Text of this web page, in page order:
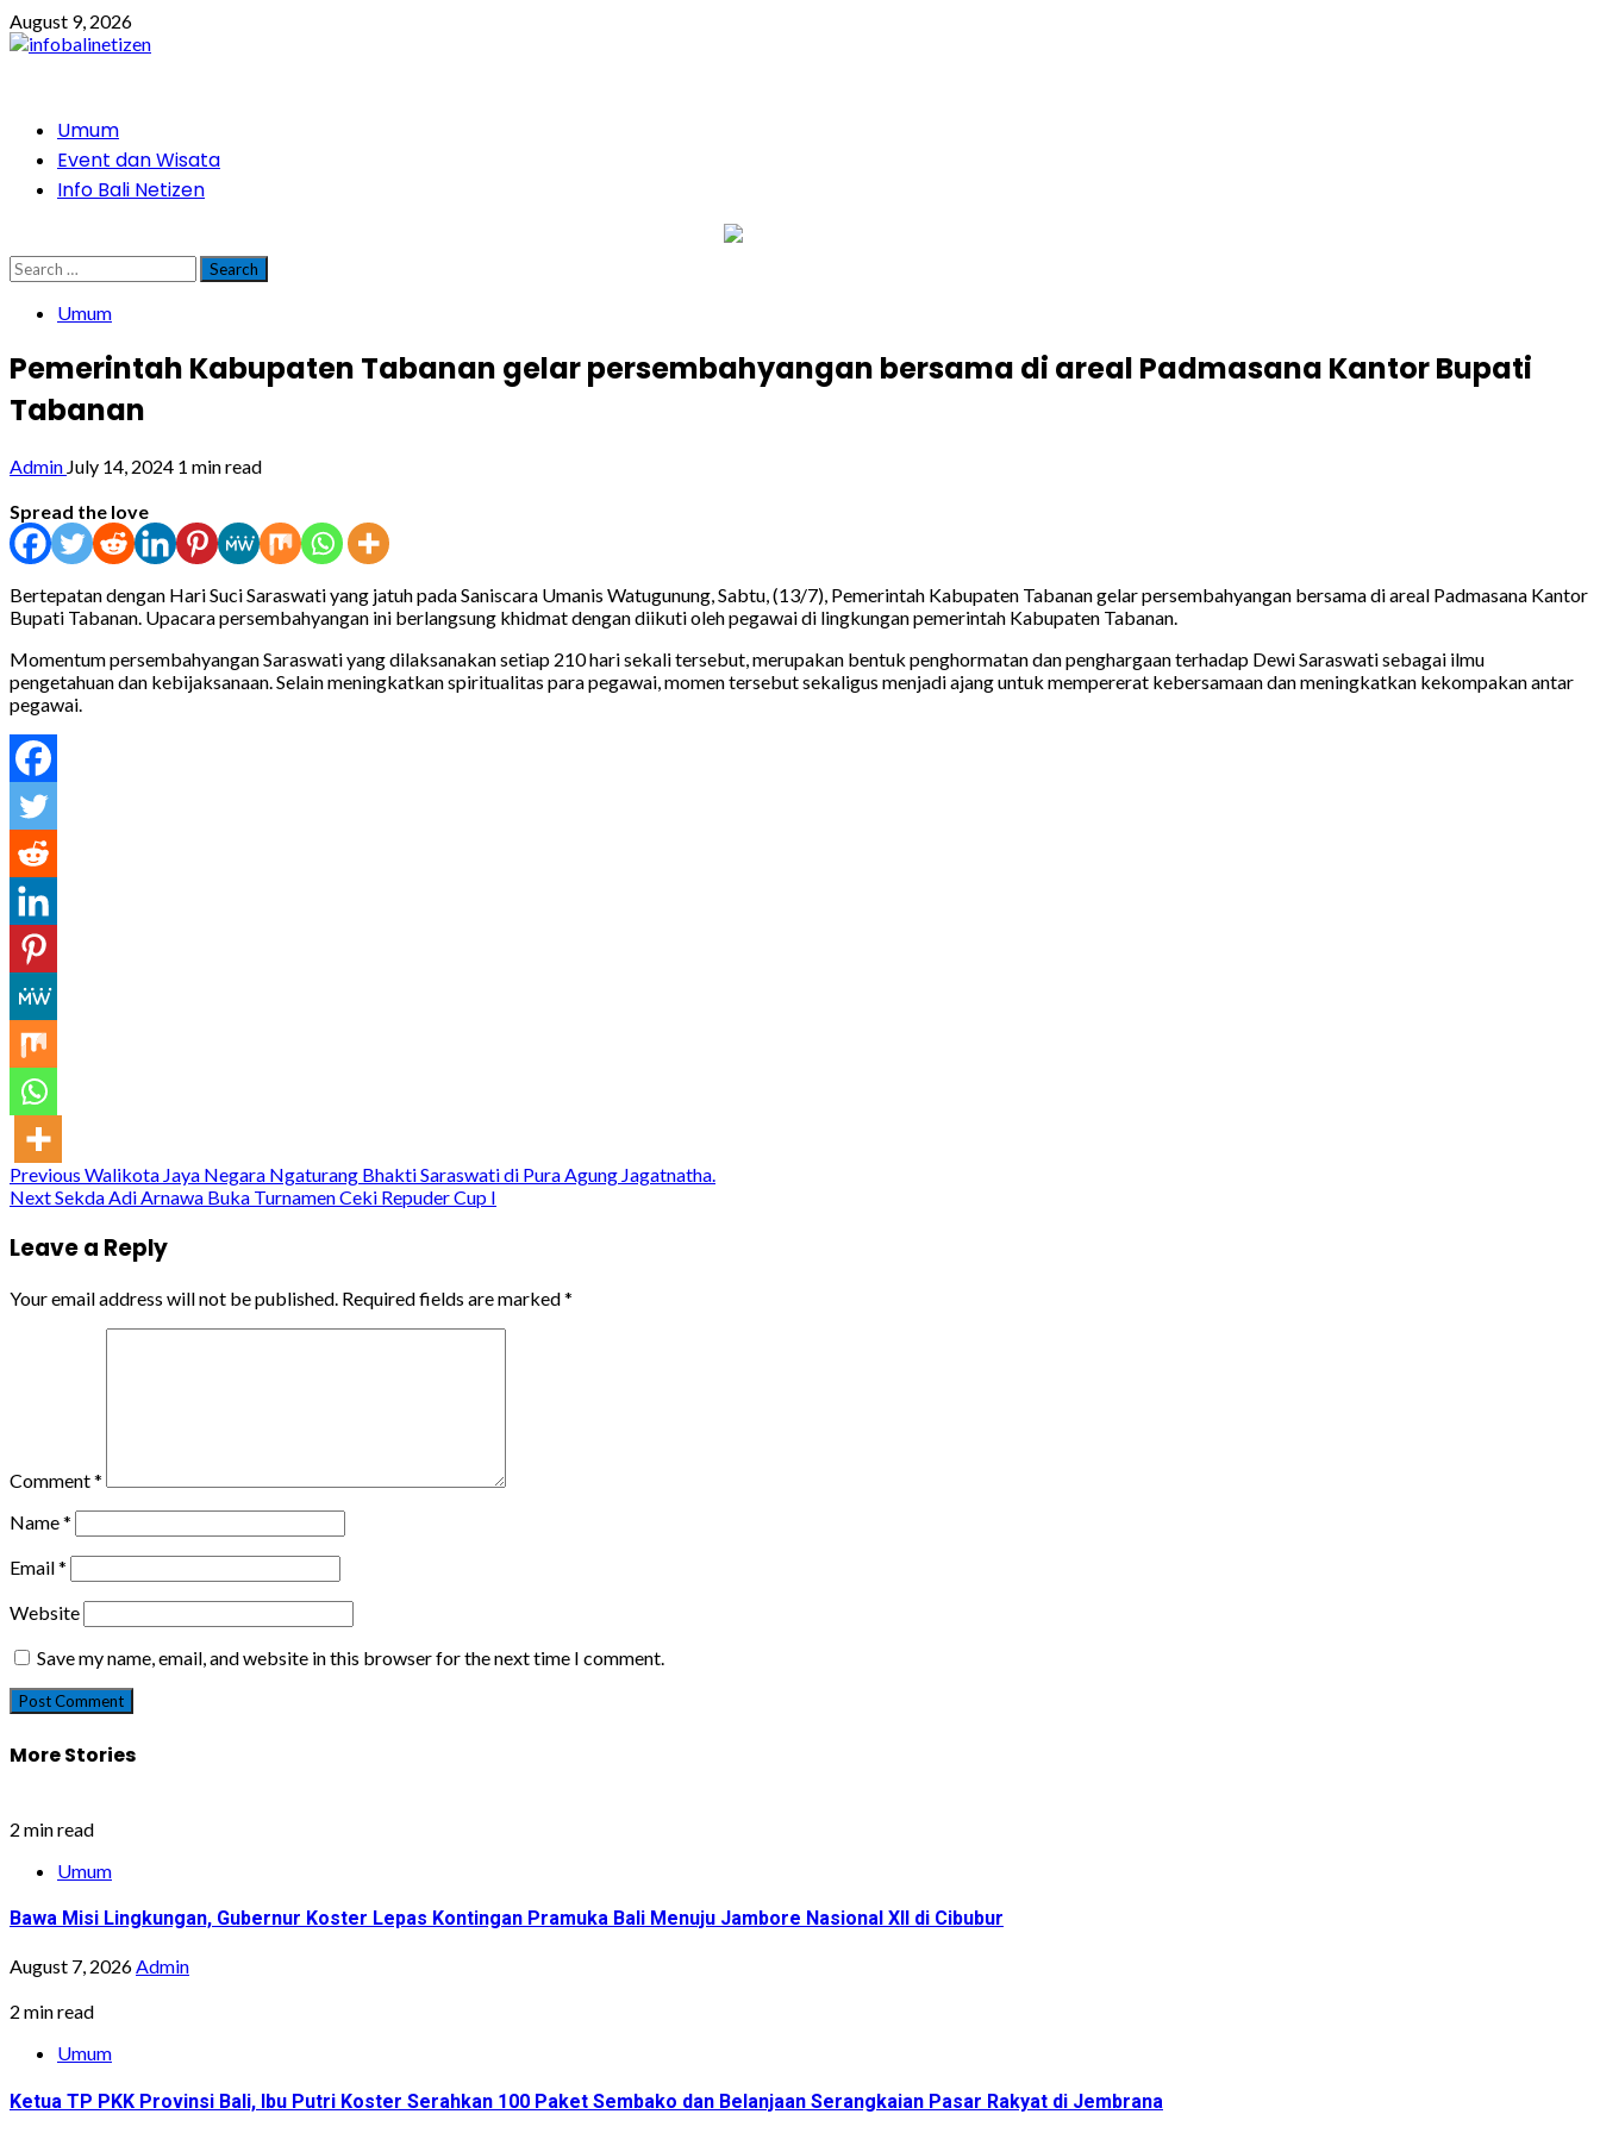
Skip
to
August 9, 2026
PrimaryUmum
Event dan Wisata
Info Bali Netizen
Search
for:
Umum
Pemerintah Kabupaten Tabanan gelar persembahyangan bersama di areal Padmasana Kantor Bupati
Tabanan
Admin July 14, 2024 1 min read
Spread the love
Bertepatan dengan Hari Suci Saraswati yang jatuh pada Saniscara Umanis Watugunung, Sabtu, (13/7), Pemerintah Kabupaten Tabanan gelar persembahyangan bersama di areal Padmasana Kantor
Bupati Tabanan. Upacara persembahyangan ini berlangsung khidmat dengan diikuti oleh pegawai di lingkungan pemerintah Kabupaten Tabanan.
Momentum persembahyangan Saraswati yang dilaksanakan setiap 210 hari sekali tersebut, merupakan bentuk penghormatan dan penghargaan terhadap DewiSaraswati sebagai ilmu
pengetahuan dan kebijaksanaan. Selain meningkatkan spiritualitas para pegawai, momen tersebut sekaligus menjadi ajang untuk mempererat kebersamaan dan meningkatkan kekompakan antar
pegawai.
Continue
Previous Walikota Jaya Negara Ngaturang Bhakti Saraswati di Pura Agung Jagatnatha.
NextSekda Adi Arnawa Buka Turnamen Ceki Repuder Cup I
Leave a Reply
Your email address will not be published. Required fields are marked*
Comment*
Name*
Email*
Website
Save my name, email, and website in this browser for the next time I comment.
More Stories
2 min read
Umum
Bawa Misi Lingkungan, Gubernur Koster Lepas Kontingan Pramuka Bali Menuju Jambore Nasional XII di Cibubur
August 7, 2026Admin
2 min read
Umum
Ketua TP PKK Provinsi Bali, Ibu Putri Koster Serahkan 100 Paket Sembako dan Belanjaan Serangkaian Pasar Rakyat di Jembrana